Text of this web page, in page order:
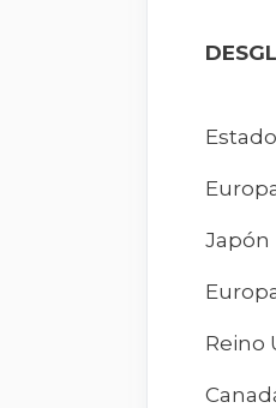
Japón
Reino